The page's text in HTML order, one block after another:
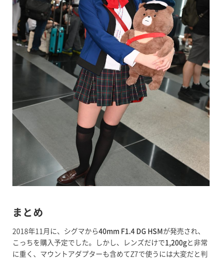
まとめ
2018年11月に、シグマから40mm F1.4 DG HSM が発売され、
こっちを購入予定でした。しかし、レンズだけで1,200gと非常
に重く、マウントアダプターも含めてZ7で使うには大変だと判